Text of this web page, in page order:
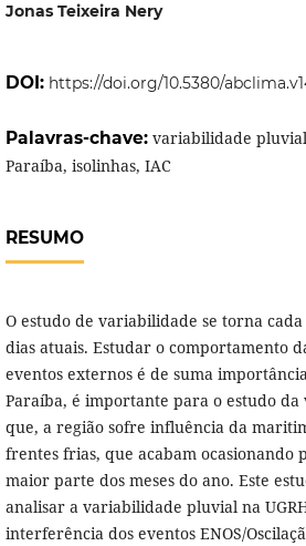
Jonas Teixeira Nery
DOI: https://doi.org/10.5380/
Palavras-chave: variabilidade
Paraíba, isolinhas, IAC
RESUMO
O estudo de variabilidade se torna
dias atuais. Estudar o comportamento
eventos externos é de suma
Paraíba, é importante para o estudo
que, a região sofre influência da
frentes frias, que acabam ocasionando
maior parte dos meses do ano. Este
analisar a variabilidade pluvial na
interferência dos eventos ENOS/